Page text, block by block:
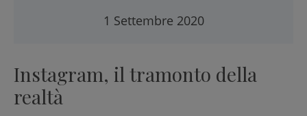
1 Settembre 2020
Instagram, il tramonto della
realtà